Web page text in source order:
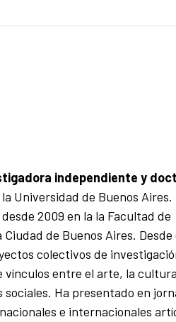
independiente y
Universidad de Buenos Aires.
2009 en la la Facultad de
de Buenos Aires. Desde
colectivos de
vínculos entre el arte, la
sociales. Ha presentado en
e internacionales